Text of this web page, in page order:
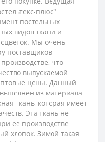
плюс"
постельных
видов ткани и
Мы очень
поставщиков
что
выпускаемой
цены. Данный
из материала
ткань, которая имеет
Эта ткань не
ее производстве
хлопок. Зимой такая